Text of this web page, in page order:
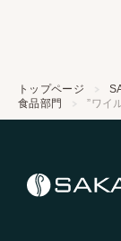
トップページ
食品部門
”ワイ